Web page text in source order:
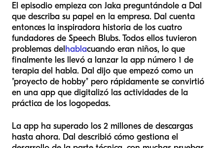
El episodio empieza con Jaka preguntándole a Dal
que describa su papel en la empresa. Dal cuenta
entonces la inspiradora historia de los cuatro
fundadores de Speech Blubs. Todos ellos tuvieron
problemas del hablacuando eran niños, lo que
finalmente les llevó a lanzar la app número 1 de
terapia del habla. Dal dijo que empezó como un
"proyecto de hobby" pero rápidamente se convirtió
en una app que digitalizó las actividades de la
práctica de los logopedas.
La app ha superado los 2 millones de descargas
hasta ahora. Dal describió cómo gestiona el